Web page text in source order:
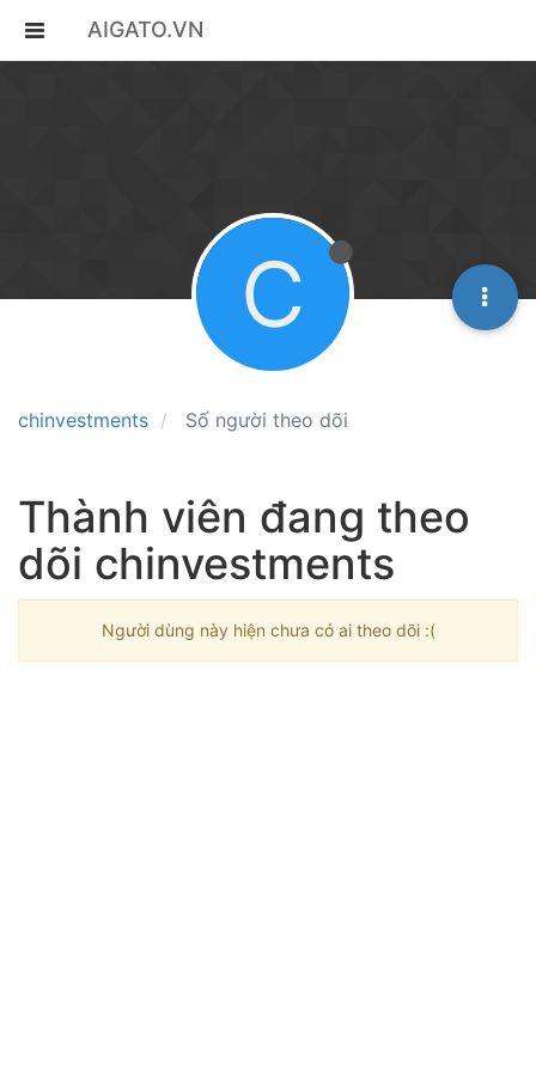
AIGATO.VN
chinvestments Số người theo dõi
C
Thành viên đang theo
dõi chinvestments
Người dùng này hiện chưa có ai theo dõi :(